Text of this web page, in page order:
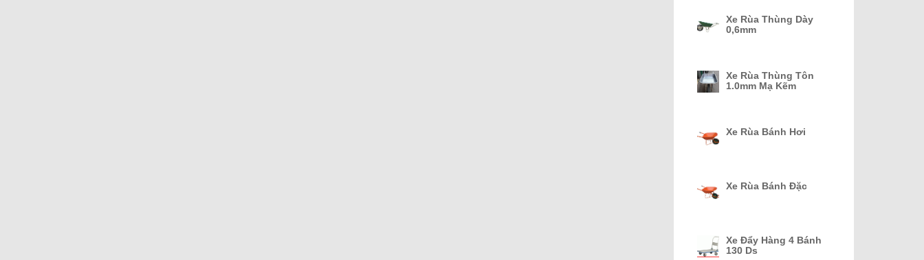
Xe Rùa Thùng Dày
0,6mm
Xe Rùa Thùng Tôn
1.0mm Mạ Kẽm
Xe Rùa Bánh Hơi
Xe Rùa Bánh Đặc
Xe Đẩy Hàng 4 Bánh
130 Ds